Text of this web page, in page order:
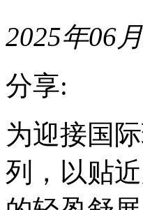
2025年06
分享:
为迎接国
列，以贴